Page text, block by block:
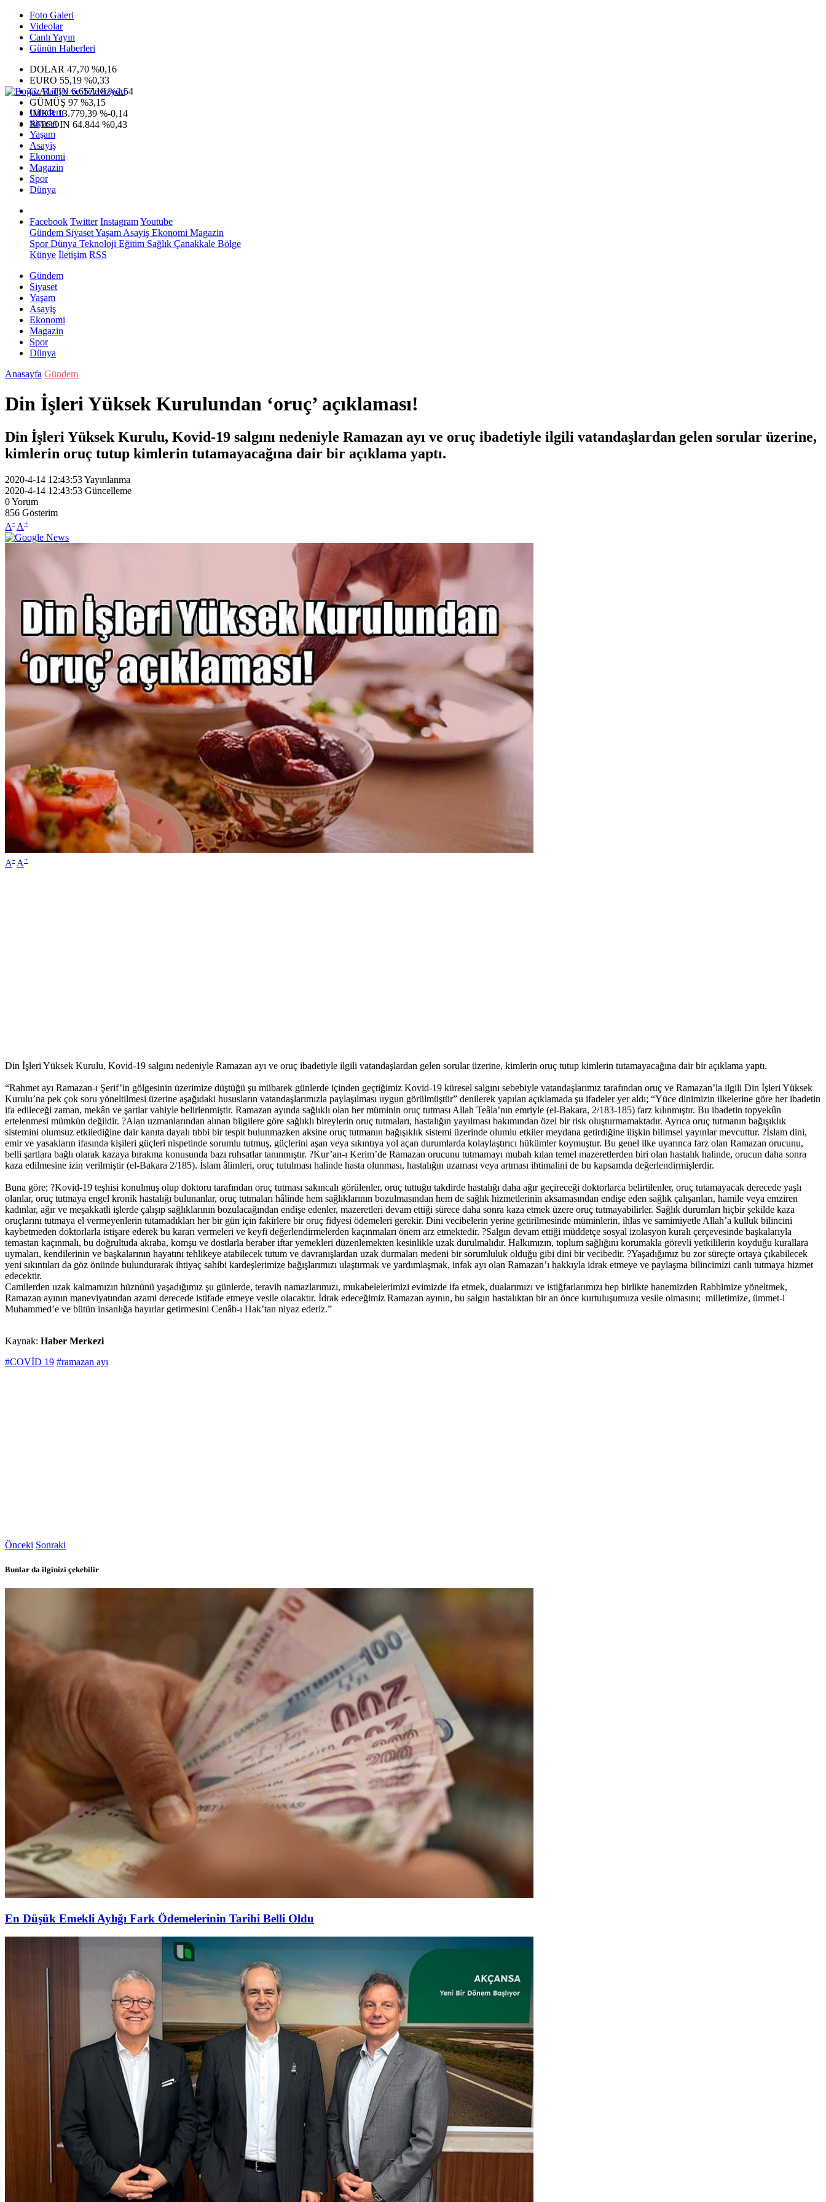
Foto Galeri
Videolar
Canlı Yayın
Günün Haberleri
DOLAR 47,70 %0,16
EURO 55,19 %0,33
G.ALTIN6.657,18 %2,54
GÜMÜŞ 97 %3,15
IMKB13.779,39 %-0,14
BITCOIN 64.844 %0,43
Gündem
Siyaset
Yaşam
Asayiş
Ekonomi
Magazin
Spor
Dünya
Facebook Twitter InstagramYoutube
Gündem SiyasetYaşam Asayiş Ekonomi Magazin
SporDünya Teknoloji Eğitim Sağlık Çanakkale Bölge
Künye İletişim RSS
Gündem
Siyaset
Yaşam
Asayiş
Ekonomi
Magazin
Spor
Dünya
Anasayfa Gündem
Din İşleri Yüksek Kurulundan ‘oruç’ açıklaması!
Din İşleri Yüksek Kurulu, Kovid-19 salgını nedeniyle Ramazan ayı ve oruç ibadetiyle ilgili vatandaşlardan gelen sorular üzerine,
kimlerin oruç tutup kimlerin tutamayacağına dair bir açıklama yaptı.
2020-4-14 12:43:53Yayınlanma
2020-4-14 12:43:53 Güncelleme
0Yorum
856 Gösterim
A- A+
A- A+
Din İşleri Yüksek Kurulu, Kovid-19 salgını nedeniyle Ramazan ayı ve oruç ibadetiyle ilgili vatandaşlardan gelen sorular üzerine, kimlerin oruç tutup kimlerin tutamayacağına dair bir açıklama yaptı.
“Rahmet ayı Ramazan-ı Şerif’in gölgesinin üzerimize düştüğü şu mübarek günlerde içinden geçtiğimiz Kovid-19 küresel salgını sebebiyle vatandaşlarımız tarafından oruç ve Ramazan’la ilgili Din İşleri Yüksek
Kurulu’na pek çok soru yöneltilmesi üzerine aşağıdaki hususların vatandaşlarımızla paylaşılması uygun görülmüştür” denilerek yapılan açıklamada şu ifadeler yer aldı; “Yüce dinimizin ilkelerine göre her ibadetin
ifa edileceği zaman, mekân ve şartlar vahiyle belirlenmiştir. Ramazan ayında sağlıklı olan her müminin oruç tutması Allah Teâla’nın emriyle (el-Bakara, 2/183-185) farz kılınmıştır. Bu ibadetin topyekûn
ertelenmesi mümkün değildir. ?Alan uzmanlarından alınan bilgilere göre sağlıklı bireylerin oruç tutmaları, hastalığın yayılması bakımından özel bir risk oluşturmamaktadır. Ayrıca oruç tutmanın bağışıklık
sistemini olumsuz etkilediğine dair kanıta dayalı tıbbi bir tespit bulunmazken aksine oruç tutmanın bağışıklık sistemi üzerinde olumlu etkiler meydana getirdiğine ilişkin bilimsel yayınlar mevcuttur. ?İslam dini,
emir ve yasakların ifasında kişileri güçleri nispetinde sorumlu tutmuş, güçlerini aşan veya sıkıntıya yol açan durumlarda kolaylaştırıcı hükümler koymuştur. Bu genel ilke uyarınca farz olan Ramazan orucunu,
belli şartlara bağlı olarak kazaya bırakma konusunda bazı ruhsatlar tanınmıştır. ?Kur’an-ı Kerim’de Ramazan orucunu tutmamayı mubah kılan temel mazeretlerden biri olan hastalık halinde, orucun daha sonra
kaza edilmesine izin verilmiştir (el-Bakara 2/185). İslam âlimleri, oruç tutulması halinde hasta olunması, hastalığın uzaması veya artması ihtimalini de bu kapsamda değerlendirmişlerdir.
Buna göre; ?Kovid-19 teşhisi konulmuş olup doktoru tarafından oruç tutması sakıncalı görülenler, oruç tuttuğu takdirde hastalığı daha ağır geçireceği doktorlarca belirtilenler, oruç tutamayacak derecede yaşlı
olanlar, oruç tutmaya engel kronik hastalığı bulunanlar, oruç tutmaları hâlinde hem sağlıklarının bozulmasından hem de sağlık hizmetlerinin aksamasından endişe eden sağlık çalışanları, hamile veya emziren
kadınlar, ağır ve meşakkatli işlerde çalışıp sağlıklarının bozulacağından endişe edenler, mazeretleri devam ettiği sürece daha sonra kaza etmek üzere oruç tutmayabilirler. Sağlık durumları hiçbir şekilde kaza
oruçlarını tutmaya el vermeyenlerin tutamadıkları her bir gün için fakirlere bir oruç fidyesi ödemeleri gerekir. Dini vecibelerin yerine getirilmesinde müminlerin, ihlas ve samimiyetle Allah’a kulluk bilincini
kaybetmeden doktorlarla istişare ederek bu kararı vermeleri ve keyfi değerlendirmelerden kaçınmaları önem arz etmektedir. ?Salgın devam ettiği müddetçe sosyal izolasyon kuralı çerçevesinde başkalarıyla
temastan kaçınmalı, bu doğrultuda akraba, komşu ve dostlarla beraber iftar yemekleri düzenlemekten kesinlikle uzak durulmalıdır. Halkımızın, toplum sağlığını korumakla görevli yetkililerin koyduğu kurallara
uymaları, kendilerinin ve başkalarının hayatını tehlikeye atabilecek tutum ve davranışlardan uzak durmaları medeni bir sorumluluk olduğu gibi dini bir vecibedir. ?Yaşadığımız bu zor süreçte ortaya çıkabilecek
yeni sıkıntıları da göz önünde bulundurarak ihtiyaç sahibi kardeşlerimize bağışlarımızı ulaştırmak ve yardımlaşmak, infak ayı olan Ramazan’ı hakkıyla idrak etmeye ve paylaşma bilincimizi canlı tutmaya hizmet
edecektir.
Camilerden uzak kalmamızın hüznünü yaşadığımız şu günlerde, teravih namazlarımızı, mukabelelerimizi evimizde ifa etmek, dualarımızı ve istiğfarlarımızı hep birlikte hanemizden Rabbimize yöneltmek,
Ramazan ayının maneviyatından azami derecede istifade etmeye vesile olacaktır. İdrak edeceğimiz Ramazan ayının, bu salgın hastalıktan bir an önce kurtuluşumuza vesile olmasını; milletimize, ümmet-i
Muhammed’e ve bütün insanlığa hayırlar getirmesini Cenâb-ı Hak’tan niyaz ederiz.”
Kaynak: Haber Merkezi
#COVİD 19 #ramazan ayı
Önceki Sonraki
Bunlar da ilginizi çekebilir
En Düşük Emekli Aylığı Fark Ödemelerinin Tarihi Belli Oldu